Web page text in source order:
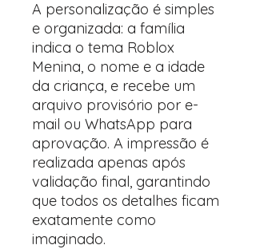
A personalização é simples
e organizada: a família
indica o tema Roblox
Menina, o nome e a idade
da criança, e recebe um
arquivo provisório por e-
mail ou WhatsApp para
aprovação. A impressão é
realizada apenas após
validação final, garantindo
que todos os detalhes ficam
exatamente como
imaginado.